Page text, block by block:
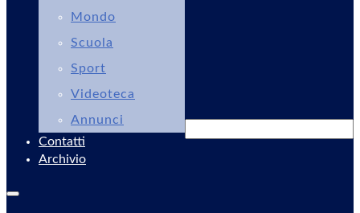
Mondo
Scuola
Sport
Videoteca
Annunci
Contatti
Archivio